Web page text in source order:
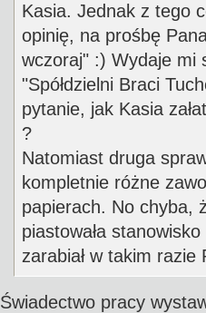
Kasia. Jednak z tego
opinię, na prośbę
wczoraj" :) Wydaje mi
"Spółdzielni Braci
pytanie, jak Kasia
?
Natomiast druga
kompletnie różne
papierach. No chyba,
piastowała
zarabiał w takim
Świadectwo pracy